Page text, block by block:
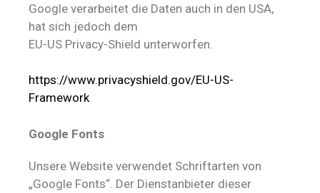
Google verarbeitet die Daten auch in den USA,
hat sich jedoch dem
EU-US Privacy-Shield unterworfen.
https://www.privacyshield.gov/EU-US-
Framework
Google Fonts
Unsere Website verwendet Schriftarten von
„Google Fonts“. Der Dienstanbieter dieser